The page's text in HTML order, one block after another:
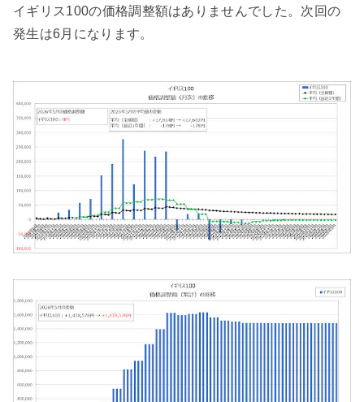
イギリス100の価格調整額はありませんでした。次回の
発生は6月になります。